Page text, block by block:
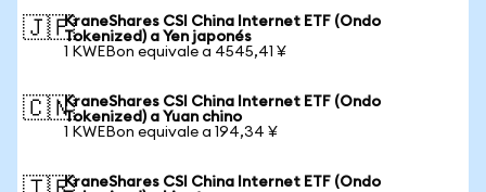
🇯🇵KraneShares CSI China Internet ETF (Ondo
Tokenized) a Yen japonés
1 KWEBon equivale a 4545,41 ¥
🇨🇳KraneShares CSI China Internet ETF (Ondo
Tokenized) a Yuan chino
1 KWEBon equivale a 194,34 ¥
KraneShares CSI China Internet ETF (Ondo